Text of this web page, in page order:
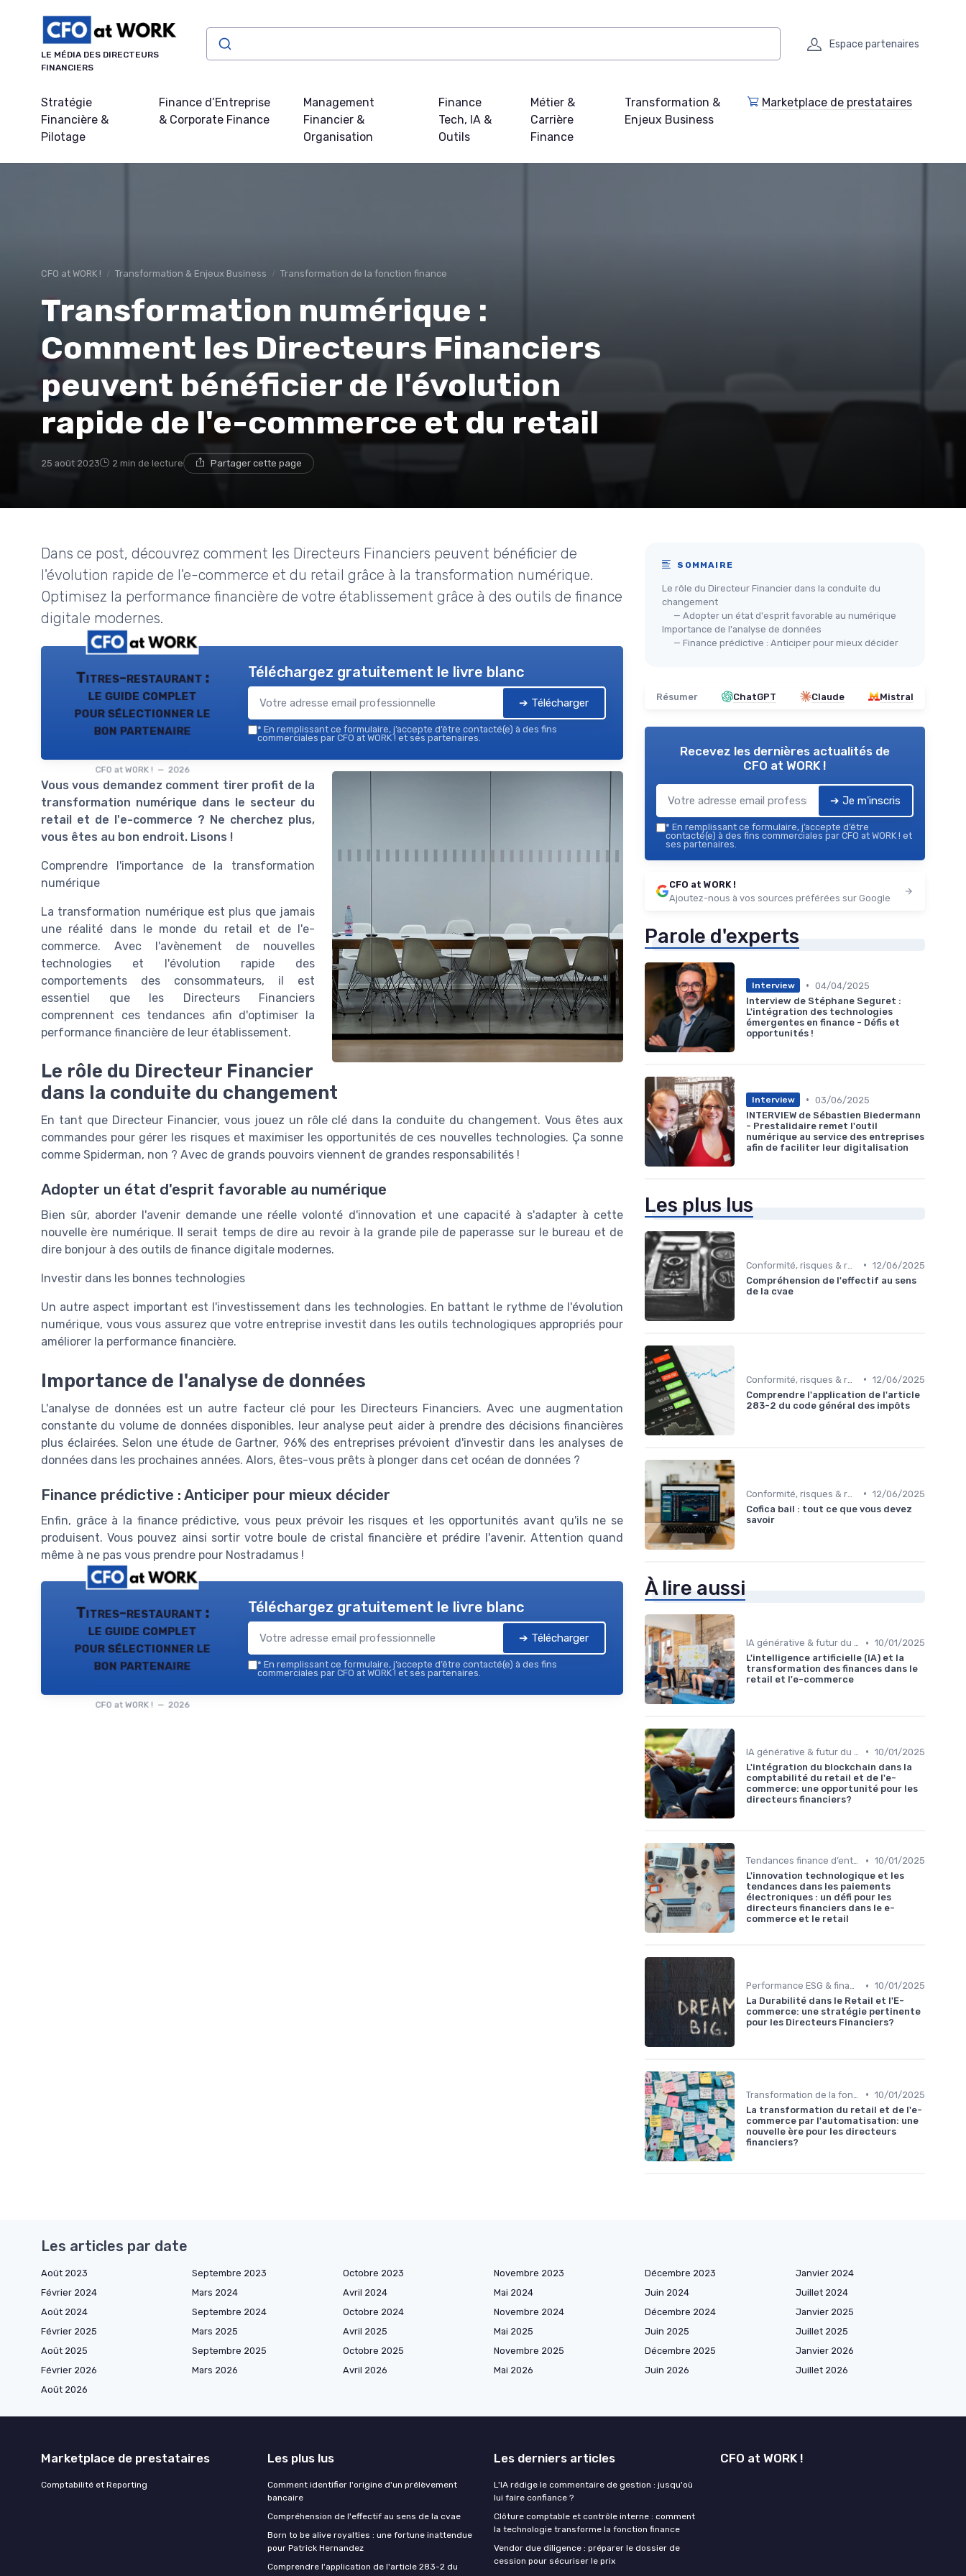
LE MÉDIA DES DIRECTEURS
FINANCIERS
Espace partenaires
Stratégie
Financière &
Pilotage
Finance d’Entreprise
& Corporate Finance
Management
Financier &
Organisation
Finance
Tech, IA &
Outils
Métier &
Carrière
Finance
Transformation &
Enjeux Business
Marketplace de prestataires
CFO at WORK ! Transformation & Enjeux Business Transformation de la fonction finance
Transformation numérique :
Comment les Directeurs Financiers
peuvent bénéficier de l'évolution
rapide de l'e-commerce et du retail
25 août 2023 2 min de lecture Partager cette page
Dans ce post, découvrez comment les Directeurs Financiers peuvent bénéficier de
l'évolution rapide de l'e-commerce et du retail grâce à la transformation numérique.
Optimisez la performance financière de votre établissement grâce à des outils de finance
digitale modernes.
Titres-restaurant :
le guide complet
pour sélectionner le
bon partenaire
CFO at WORK ! — 2026
Téléchargez gratuitement le livre blanc
➔ Télécharger
* En remplissant ce formulaire, j’accepte d’être contacté(e) à des fins
commerciales par CFO at WORK ! et ses partenaires.
Vous vous demandez comment tirer profit de la
transformation numérique dans le secteur du
retail et de l'e-commerce ? Ne cherchez plus,
vous êtes au bon endroit. Lisons !
Comprendre l'importance de la transformation
numérique
La transformation numérique est plus que jamais
une réalité dans le monde du retail et de l'e-
commerce. Avec l'avènement de nouvelles
technologies et l'évolution rapide des
comportements des consommateurs, il est
essentiel que les Directeurs Financiers
comprennent ces tendances afin d'optimiser la
performance financière de leur établissement.
Le rôle du Directeur Financier
dans la conduite du changement
En tant que Directeur Financier, vous jouez un rôle clé dans la conduite du changement. Vous êtes aux
commandes pour gérer les risques et maximiser les opportunités de ces nouvelles technologies. Ça sonne
comme Spiderman, non ? Avec de grands pouvoirs viennent de grandes responsabilités !
Adopter un état d'esprit favorable au numérique
Bien sûr, aborder l'avenir demande une réelle volonté d'innovation et une capacité à s'adapter à cette
nouvelle ère numérique. Il serait temps de dire au revoir à la grande pile de paperasse sur le bureau et de
dire bonjour à des outils de finance digitale modernes.
Investir dans les bonnes technologies
Un autre aspect important est l'investissement dans les technologies. En battant le rythme de l'évolution
numérique, vous vous assurez que votre entreprise investit dans les outils technologiques appropriés pour
améliorer la performance financière.
Importance de l'analyse de données
L'analyse de données est un autre facteur clé pour les Directeurs Financiers. Avec une augmentation
constante du volume de données disponibles, leur analyse peut aider à prendre des décisions financières
plus éclairées. Selon une étude de Gartner, 96% des entreprises prévoient d'investir dans les analyses de
données dans les prochaines années. Alors, êtes-vous prêts à plonger dans cet océan de données ?
Finance prédictive : Anticiper pour mieux décider
Enfin, grâce à la finance prédictive, vous peux prévoir les risques et les opportunités avant qu'ils ne se
produisent. Vous pouvez ainsi sortir votre boule de cristal financière et prédire l'avenir. Attention quand
même à ne pas vous prendre pour Nostradamus !
Titres-restaurant :
le guide complet
pour sélectionner le
bon partenaire
CFO at WORK ! — 2026
Téléchargez gratuitement le livre blanc
➔ Télécharger
* En remplissant ce formulaire, j’accepte d’être contacté(e) à des fins
commerciales par CFO at WORK ! et ses partenaires.
SOMMAIRE
Le rôle du Directeur Financier dans la conduite du
changement
— Adopter un état d'esprit favorable au numérique
Importance de l'analyse de données
— Finance prédictive : Anticiper pour mieux décider
Résumer ChatGPT Claude Mistral
Recevez les dernières actualités de
CFO at WORK !
➔ Je m'inscris
* En remplissant ce formulaire, j’accepte d’être
contacté(e) à des fins commerciales par CFO at WORK ! et
ses partenaires.
CFO at WORK !
Ajoutez-nous à vos sources préférées sur Google
Parole d'experts
Interview • 04/04/2025
Interview de Stéphane Seguret :
L'intégration des technologies
émergentes en finance - Défis et
opportunités !
Interview • 03/06/2025
INTERVIEW de Sébastien Biedermann
- Prestalidaire remet l'outil
numérique au service des entreprises
afin de faciliter leur digitalisation
Les plus lus
• 12/06/2025
Compréhension de l'effectif au sens
de la cvae
• 12/06/2025
Comprendre l'application de l'article
283-2 du code général des impôts
• 12/06/2025
Cofica bail : tout ce que vous devez
savoir
À lire aussi
IA générative & futur du CFO • 10/01/2025
L'intelligence artificielle (IA) et la
transformation des finances dans le
retail et l'e-commerce
• 10/01/2025
L'intégration du blockchain dans la
comptabilité du retail et de l'e-
commerce: une opportunité pour les
directeurs financiers?
Tendances finance d’entreprise • 10/01/2025
L'innovation technologique et les
tendances dans les paiements
électroniques : un défi pour les
directeurs financiers dans le e-
commerce et le retail
Performance ESG & finance durable • 10/01/2025
La Durabilité dans le Retail et l'E-
commerce: une stratégie pertinente
pour les Directeurs Financiers?
• 10/01/2025
La transformation du retail et de l'e-
commerce par l'automatisation: une
nouvelle ère pour les directeurs
financiers?
Les articles par date
Août 2023 Septembre 2023 Octobre 2023 Novembre 2023 Décembre 2023
Janvier 2024
Février 2024
Mars 2024 Avril 2024 Mai 2024 Juin 2024
Juillet 2024
Août 2024
Septembre 2024 Octobre 2024 Novembre 2024 Décembre 2024
Janvier 2025
Février 2025
Mars 2025 Avril 2025 Mai 2025 Juin 2025
Juillet 2025
Août 2025
Septembre 2025 Octobre 2025 Novembre 2025 Décembre 2025
Janvier 2026
Février 2026
Mars 2026 Avril 2026 Mai 2026 Juin 2026
Juillet 2026
Août 2026
Marketplace de prestataires
Comptabilité et Reporting
Les plus lus
Comment identifier l'origine d'un prélèvement
bancaire
Compréhension de l'effectif au sens de la cvae
Born to be alive royalties : une fortune inattendue
pour Patrick Hernandez
Comprendre l'application de l'article 283-2 du
Les derniers articles
L'IA rédige le commentaire de gestion : jusqu'où
lui faire confiance ?
Clôture comptable et contrôle interne : comment
la technologie transforme la fonction finance
Vendor due diligence : préparer le dossier de
cession pour sécuriser le prix
CFO at WORK !